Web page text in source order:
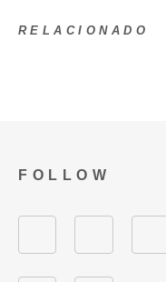
RELACIONADO
FOLLOW